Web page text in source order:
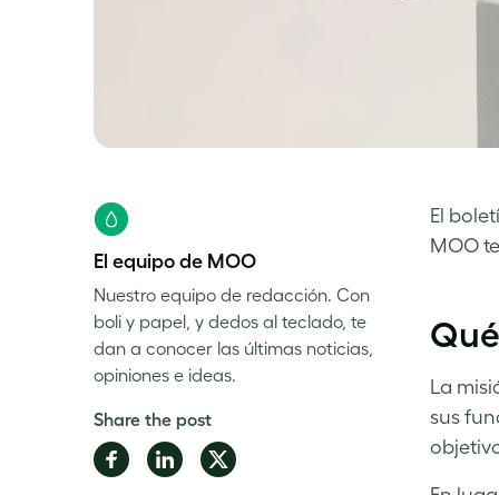
El
MOO
La
sus
El equipo de MOO
Nuestro equipo de redacción. Con
boli y papel, y dedos al teclado, te
dan a conocer las últimas noticias,
opiniones e ideas.
Share the post
Share Share Share